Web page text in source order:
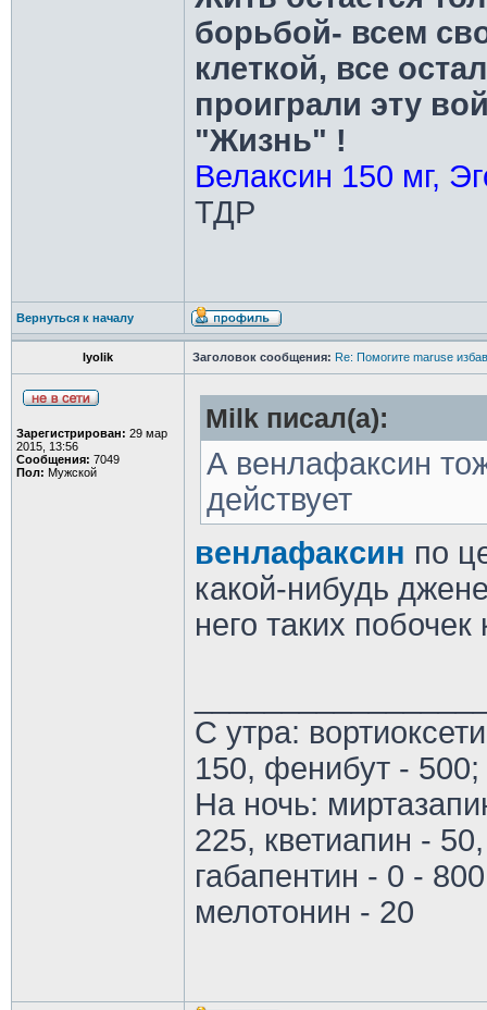
борьбой- всем
клеткой, все
проиграли эту
"Жизнь" !
Велаксин 150 мг,
ТДР
Вернуться к началу
lyolik Заголовок сообщения: Re: Помогите maruse
Зарегистрирован: 29 мар
2015, 13:56
Сообщения: 7049
Пол: Мужской
Milk писал(а):
А венлафаксин
действует
венлафаксин по
какой-нибудь
него таких
С утра:
150, фенибут - 500;
На ночь:
225, кветиапин -
габапентин - 0 -
мелотонин - 20